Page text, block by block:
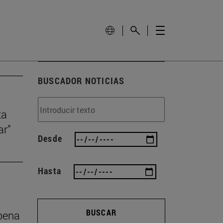
BUSCADOR NOTICIAS
Desde
Hasta
BUSCAR